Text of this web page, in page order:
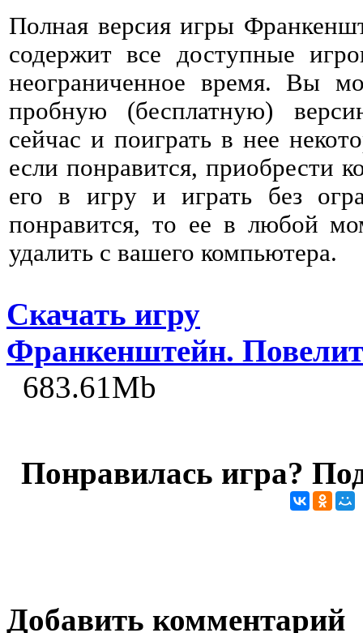
Полная версия игры
содержит все доступные
неограниченное время. Вы
пробную (бесплатную)
сейчас и поиграть в нее
если понравится, приобрести
его в игру и играть без
понравится, то ее в любой
удалить с вашего компьютера.
Скачать игру
Франкенштейн.
683.61Mb
Понравилась игра?
Добавить комментарий